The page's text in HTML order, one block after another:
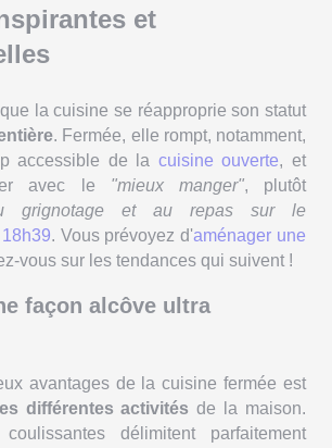
et
la cuisine se réapproprie son statut
. Fermée, elle rompt, notamment,
accessible de la cuisine ouverte, et
avec le "mieux manger", plutôt
grignotage et au repas sur le
. Vous prévoyez d'aménager une
vous sur les tendances qui suivent !
façon alcôve ultra
avantages de la cuisine fermée est
différentes activités de la maison.
délimitent parfaitement